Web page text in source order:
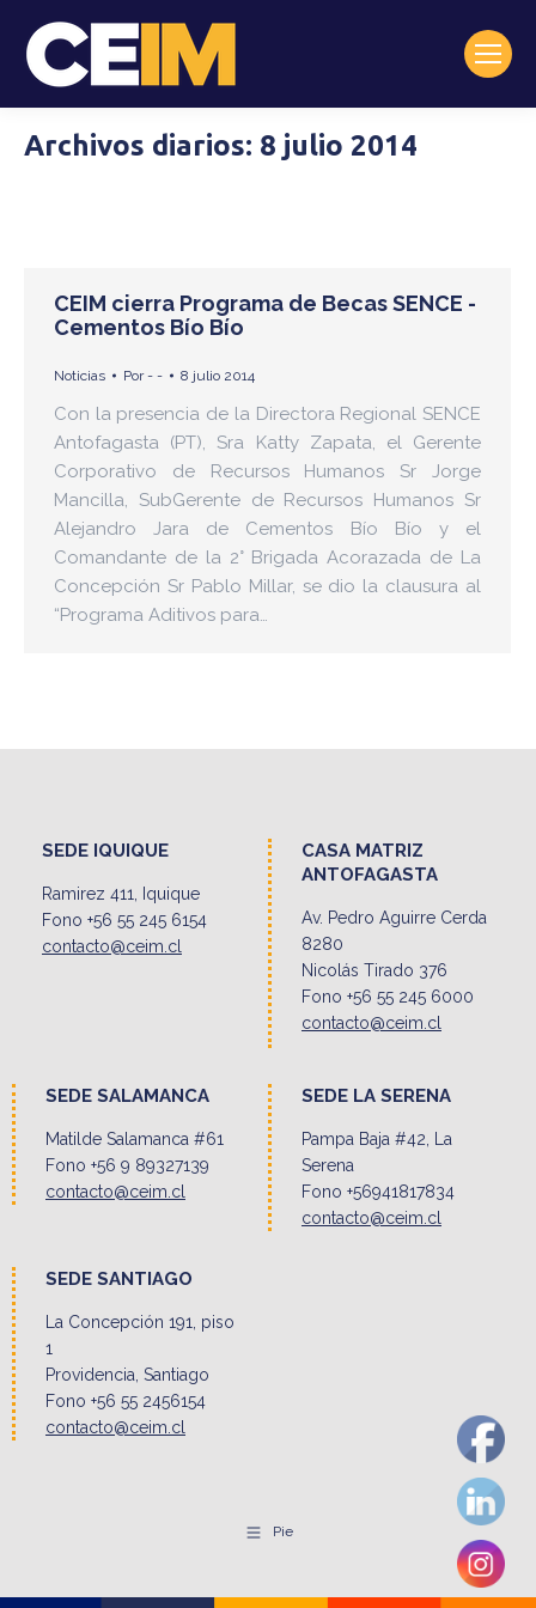
Archivos diarios: 8 julio 2014
CEIM cierra Programa de Becas SENCE -
Cementos Bío Bío
Noticias Por- - 8 julio 2014
Con la presencia de la Directora Regional SENCE
Antofagasta (PT), Sra Katty Zapata, el Gerente
Corporativo de Recursos Humanos Sr Jorge
Mancilla, SubGerente de Recursos Humanos Sr
Alejandro Jara de Cementos Bío Bío y el
Comandante de la 2° Brigada Acorazada de La
Concepción Sr Pablo Millar, se dio la clausura al
“Programa Aditivos para…
SEDE IQUIQUE
Ramirez 411, Iquique
Fono +56 55 245 6154
contacto@ceim.cl
CASA MATRIZ
ANTOFAGASTA
Av. Pedro Aguirre Cerda
8280
Nicolás Tirado 376
Fono +56 55 245 6000
contacto@ceim.cl
SEDE SALAMANCA
Matilde Salamanca #61
Fono +56 9 89327139
contacto@ceim.cl
SEDE LA SERENA
Pampa Baja #42, La
Serena
Fono +56941817834
contacto@ceim.cl
SEDE SANTIAGO
La Concepción 191, piso
1
Providencia, Santiago
Fono +56 55 2456154
contacto@ceim.cl
Pie